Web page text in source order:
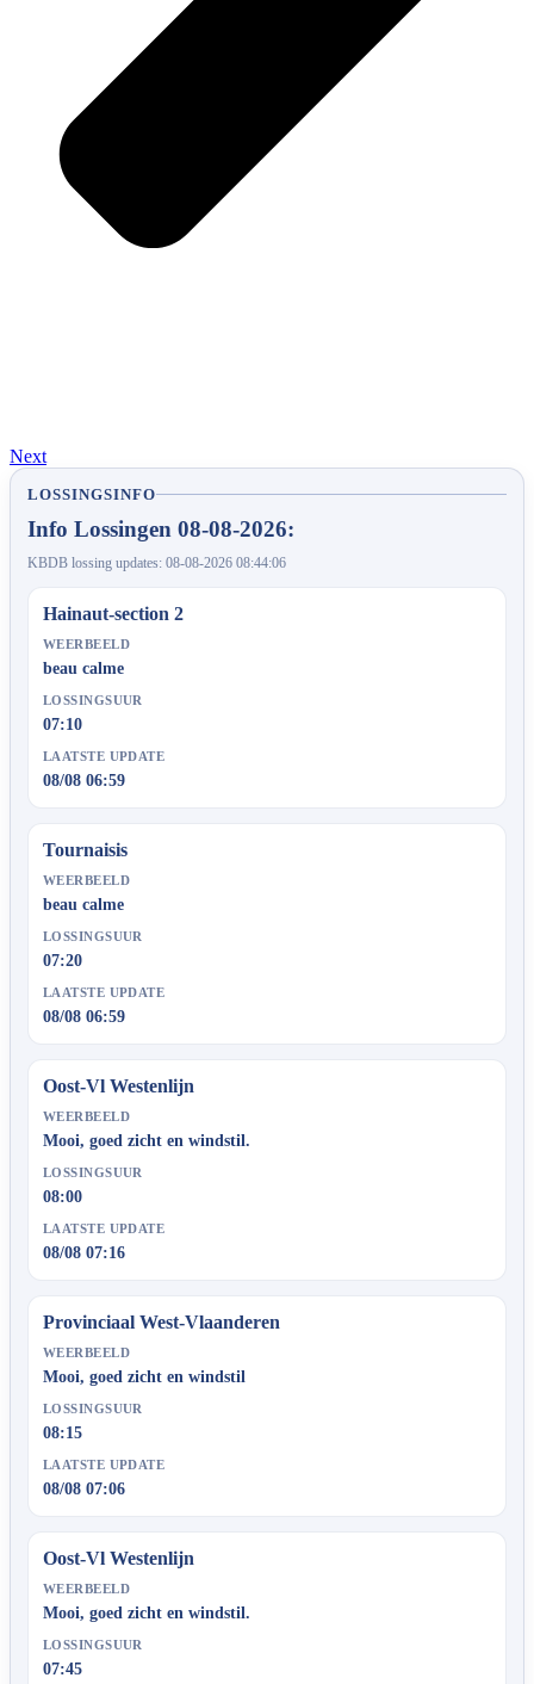
Next
LOSSINGSINFO
Info Lossingen 08-08-2026:
KBDB lossing updates: 08-08-2026 08:44:06
Hainaut-section 2
WEERBEELD
beau calme
LOSSINGSUUR
07:10
LAATSTE UPDATE
08/08 06:59
Tournaisis
WEERBEELD
beau calme
LOSSINGSUUR
07:20
LAATSTE UPDATE
08/08 06:59
Oost-Vl Westenlijn
WEERBEELD
Mooi, goed zicht en windstil.
LOSSINGSUUR
08:00
LAATSTE UPDATE
08/08 07:16
Provinciaal West-Vlaanderen
WEERBEELD
Mooi, goed zicht en windstil
LOSSINGSUUR
08:15
LAATSTE UPDATE
08/08 07:06
Oost-Vl Westenlijn
WEERBEELD
Mooi, goed zicht en windstil.
LOSSINGSUUR
07:45